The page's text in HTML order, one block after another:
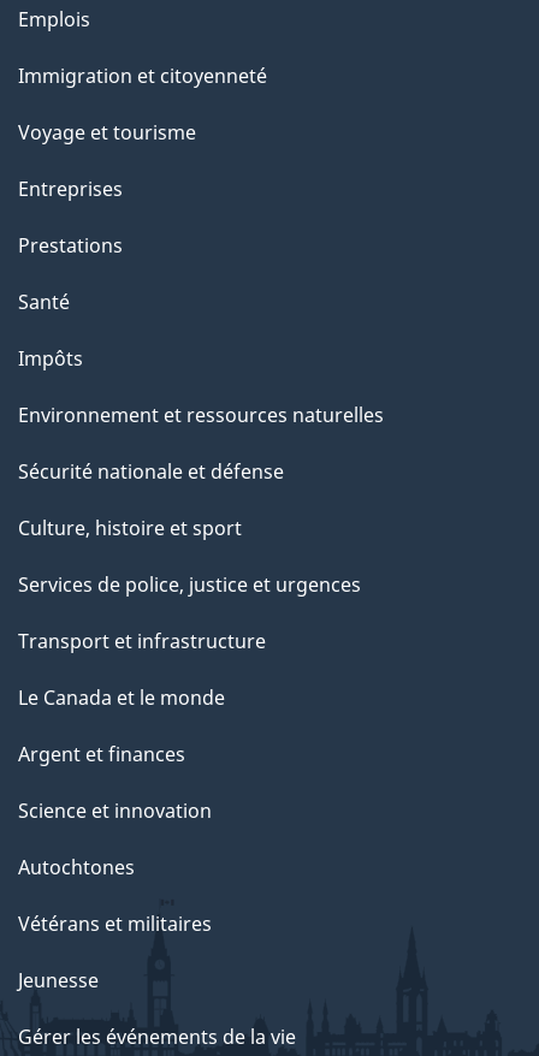
l
a
a
g
"
Thèmes
sujets
Emplois
Immigration et citoyenneté
Voyage et tourisme
Entreprises
Prestations
Santé
Impôts
Environnement et ressources naturelles
Sécurité nationale et défense
Culture, histoire et sport
Services de police, justice et urgences
Transport et infrastructure
Le Canada et le monde
Argent et finances
Science et innovation
Autochtones
Vétérans et militaires
Jeunesse
Gérer les événements de la vie